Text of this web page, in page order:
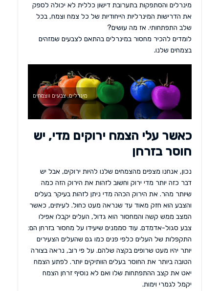
מינרלים והסתפקות בתערובת דישון כללית לא יכולה לספק
את הדרישות המינרליות הייחודיות של כל צמח וצמח, בכל
שלב התפתחותי. אז מה עושים?
לומדים להכיר מחסור במינרלים בהתאם לצבעים שמזהים
בצמחים שלנו.
מינרלים, צבעים ווצמחים
כאשר עלי הצמח ירוקים מדי, יש
חוסר בזרחן
נכון, אנחנו מצפים מהצמחים שלנו להיות ירוקים, אבל יש
דבר כזה יותר מדי ירוק וחשוב לזהות את הירוק הזה כמה
שיותר מהר. את הירוק הכהה מדי ניתן לזהות בעיקר בעלים
והצבע הוא חזק מאוד עד שנראה מעט כחול. לעיתים, כאשר
המצב ממש קשה והמחסור הוא גדול, העלים יקבלו אפילו
צבע סגול-אדמדם. עוד סממנים שיעידו על מחסור בזרחן הם:
התקפלות של העלים כלפי פנים כמו גם שהעלים הצעירים
יותר יהיו מעט שרופים בקצה שלהם. על פי רוב, נראה בצורה
הטובה ביותר את החוסר בעלים הוותיקים יותר. לפתע הצמח
יאט את קצב ההתפתחות שלו ואם לא נוסיף זרחן הצמח
יקמל לגמרי וימות.